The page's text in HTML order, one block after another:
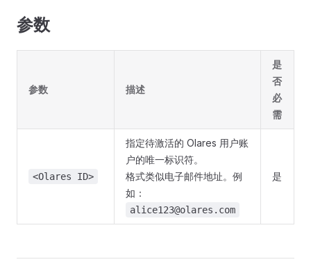
参数
参数 描述
是
否
必
需
<Olares ID>
指定待激活的 Olares 用户账
户的唯一标识符。
格式类似电子邮件地址。例
如：
alice123@olares.com
是